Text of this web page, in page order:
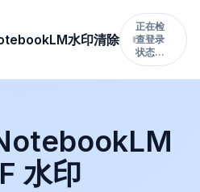
水印清除
正在检
查登录
状态…
水印